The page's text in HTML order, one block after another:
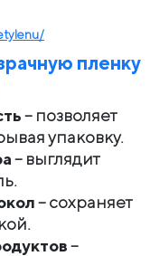
пленку
– позволяет
упаковку.
– выглядит
– сохраняет
–